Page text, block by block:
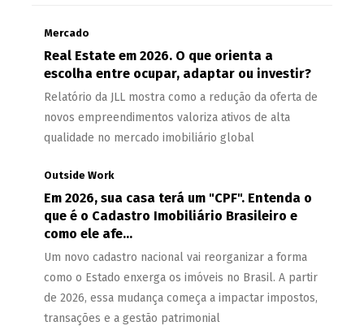
Mercado
Real Estate em 2026. O que orienta a
escolha entre ocupar, adaptar ou investir?
Relatório da JLL mostra como a redução da oferta de
novos empreendimentos valoriza ativos de alta
qualidade no mercado imobiliário global
Outside Work
Em 2026, sua casa terá um "CPF". Entenda o
que é o Cadastro Imobiliário Brasileiro e
como ele afe...
Um novo cadastro nacional vai reorganizar a forma
como o Estado enxerga os imóveis no Brasil. A partir
de 2026, essa mudança começa a impactar impostos,
transações e a gestão patrimonial